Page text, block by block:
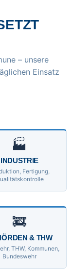
– unsere
Einsatz
🏭
INDUSTRIE
Fertigung,
🚒
& THW
THW, Kommunen,
Bundeswehr